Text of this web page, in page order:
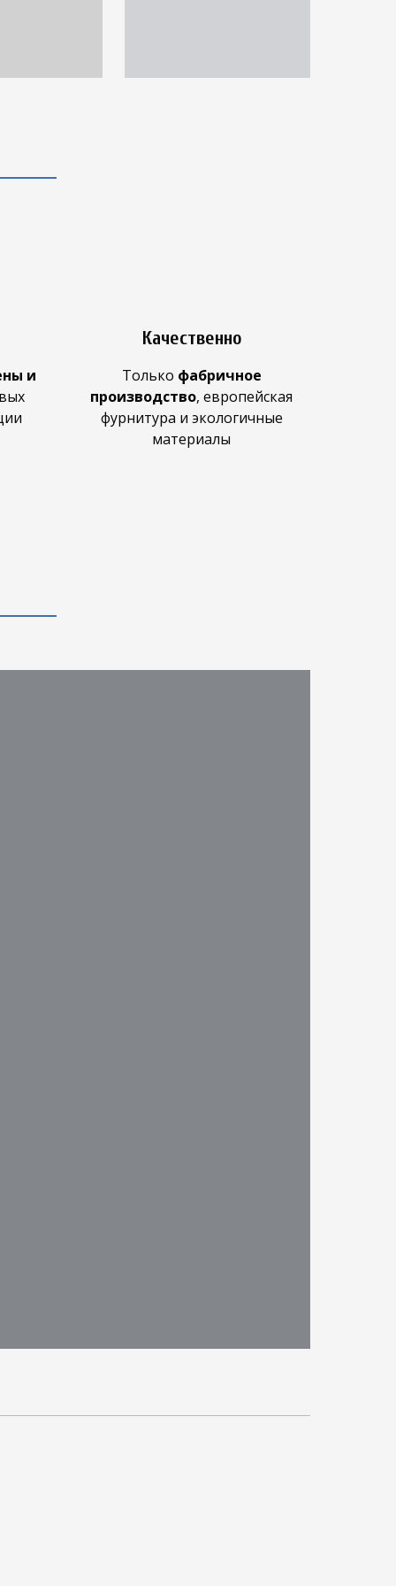
и
Качественно
Только фабричное
производство,европейская
фурнитура и экологичные
материалы